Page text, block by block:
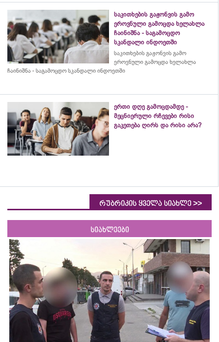
საკითხების გაჟონვის გამო
ეროვნული გამოცდა ხელახლა
ჩაინიშნა - საგამოცდო
სკანდალი ინდოეთში
საკითხების გაჟონვის გამო
ეროვნული გამოცდა ხელახლა
ჩაინიშნა - საგამოცდო სკანდალი ინდოეთში
ერთი დღე გამოცდამდე -
მეცნიერული რჩევები რისი
გაკეთება ღირს და რისი არა?
რუბრიკის ყველა სიახლე >>
სიახლეები